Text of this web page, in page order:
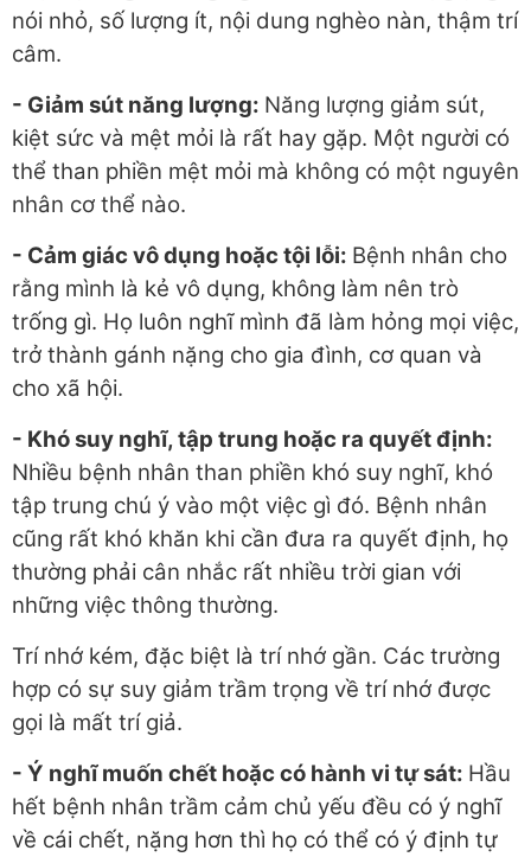
nói nhỏ, số lượng ít, nội dung nghèo nàn, thậm trí
câm.
- Giảm sút năng lượng: Năng lượng giảm sút,
kiệt sức và mệt mỏi là rất hay gặp. Một người có
thể than phiền mệt mỏi mà không có một nguyên
nhân cơ thể nào.
- Cảm giác vô dụng hoặc tội lỗi: Bệnh nhân cho
rằng mình là kẻ vô dụng, không làm nên trò
trống gì. Họ luôn nghĩ mình đã làm hỏng mọi việc,
trở thành gánh nặng cho gia đình, cơ quan và
cho xã hội.
- Khó suy nghĩ, tập trung hoặc ra quyết định:
Nhiều bệnh nhân than phiền khó suy nghĩ, khó
tập trung chú ý vào một việc gì đó. Bệnh nhân
cũng rất khó khăn khi cần đưa ra quyết định, họ
thường phải cân nhắc rất nhiều trời gian với
những việc thông thường.
Trí nhớ kém, đặc biệt là trí nhớ gần. Các trường
hợp có sự suy giảm trầm trọng về trí nhớ được
gọi là mất trí giả.
- Ý nghĩ muốn chết hoặc có hành vi tự sát: Hầu
hết bệnh nhân trầm cảm chủ yếu đều có ý nghĩ
về cái chết, nặng hơn thì họ có thể có ý định tự